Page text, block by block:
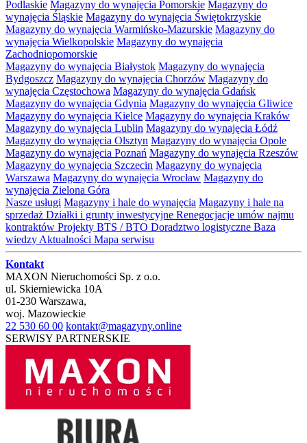
Podlaskie Magazyny do wynajęcia Pomorskie Magazyny do
wynajęcia Śląskie Magazyny do wynajęcia Świętokrzyskie
Magazyny do wynajęcia Warmińsko-Mazurskie Magazyny do
wynajęcia Wielkopolskie Magazyny do wynajęcia
Zachodniopomorskie
Magazyny do wynajęcia Białystok Magazyny do wynajęcia
Bydgoszcz Magazyny do wynajęcia Chorzów Magazyny do
wynajęcia Częstochowa Magazyny do wynajęcia Gdańsk
Magazyny do wynajęcia Gdynia Magazyny do wynajęcia Gliwice
Magazyny do wynajęcia Kielce Magazyny do wynajęcia Kraków
Magazyny do wynajęcia Lublin Magazyny do wynajęcia Łódź
Magazyny do wynajęcia Olsztyn Magazyny do wynajęcia Opole
Magazyny do wynajęcia Poznań Magazyny do wynajęcia Rzeszów
Magazyny do wynajęcia Szczecin Magazyny do wynajęcia
Warszawa Magazyny do wynajęcia Wrocław Magazyny do
wynajęcia Zielona Góra
Nasze usługi Magazyny i hale do wynajęcia Magazyny i hale na
sprzedaż Działki i grunty inwestycyjne Renegocjacje umów najmu
kontraktów Projekty BTS / BTO Doradztwo logistyczne Baza
wiedzy Aktualności Mapa serwisu
Kontakt
MAXON Nieruchomości Sp. z o.o.
ul. Skierniewicka 10A
01-230 Warszawa,
woj. Mazowieckie
22 530 60 00 kontakt@magazyny.online
SERWISY PARTNERSKIE